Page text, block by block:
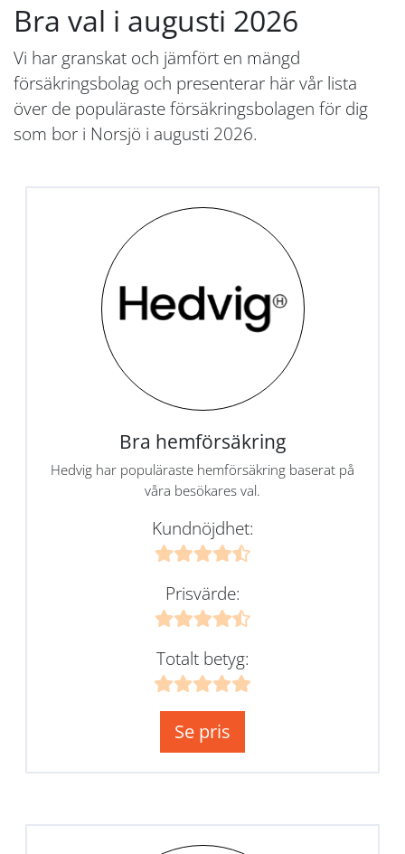
Bra val i augusti 2026
Vi har granskat och jämfört en mängd
försäkringsbolag och presenterar här vår lista
över de populäraste försäkringsbolagen för dig
som bor i Norsjö i augusti 2026.
Bra hemförsäkring
Hedvig har populäraste hemförsäkring baserat på
våra besökares val.
Kundnöjdhet:
Prisvärde:
Totalt betyg:
Se pris